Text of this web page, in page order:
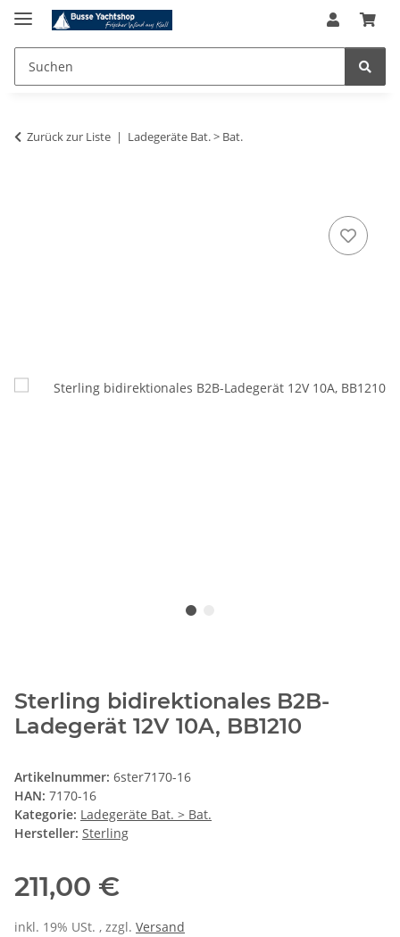
Zurück zur Liste Ladegeräte Bat. > Bat.
Sterling bidirektionales B2B-
Ladegerät 12V 10A, BB1210
Artikelnummer: 6ster7170-16
HAN: 7170-16
Kategorie: Ladegeräte Bat. > Bat.
Hersteller: Sterling
211,00 €
inkl. 19% USt. , zzgl. Versand